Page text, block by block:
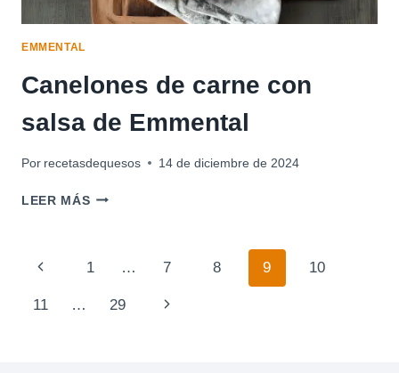
EMMENTAL
Canelones de carne con
salsa de Emmental
Por recetasdequesos 14 de diciembre de 2024
LEER MÁSCANELONES
SALSA
EMMENTAL
Navegación
de
Página
anterior
1 … 7 8 9 10
11 … 29
Siguiente